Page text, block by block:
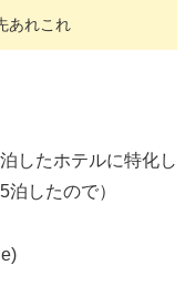
あれこれ
したホテルに特化し
したので）